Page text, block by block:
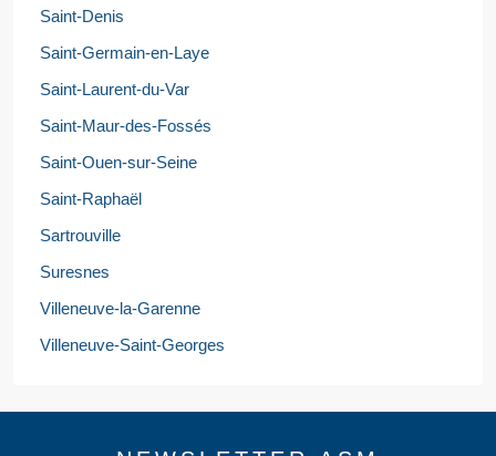
Saint-Denis
Saint-Germain-en-Laye
Saint-Laurent-du-Var
Saint-Maur-des-Fossés
Saint-Ouen-sur-Seine
Saint-Raphaël
Sartrouville
Suresnes
Villeneuve-la-Garenne
Villeneuve-Saint-Georges